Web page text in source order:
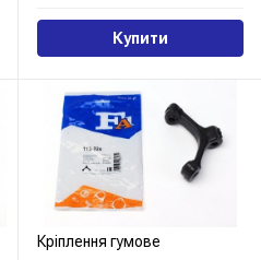
Купити
Кріплення гумове